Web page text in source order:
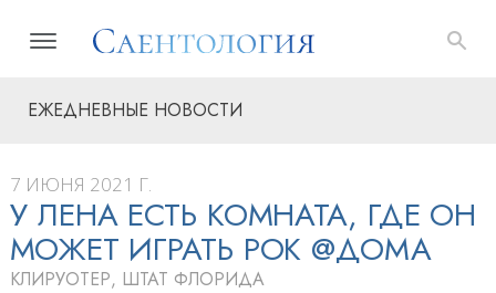
ЕЖЕДНЕВНЫЕ НОВОСТИ
7 ИЮНЯ 2021 Г.
У ЛЕНА ЕСТЬ КОМНАТА, ГДЕ ОН
МОЖЕТ ИГРАТЬ РОК @ДОМА
КЛИРУОТЕР, ШТАТ ФЛОРИДА